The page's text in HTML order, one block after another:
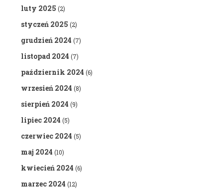
luty 2025 (2)
styczeń 2025 (2)
grudzień 2024 (7)
listopad 2024 (7)
październik 2024 (6)
wrzesień 2024 (8)
sierpień 2024 (9)
lipiec 2024 (5)
czerwiec 2024 (5)
maj 2024 (10)
kwiecień 2024 (6)
marzec 2024 (12)